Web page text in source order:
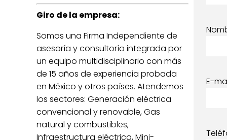
Giro de la empresa:
Somos una Firma Independiente de
asesoría y consultoría integrada por
un equipo multidisciplinario con más
de 15 años de experiencia probada
en México y otros países. Atendemos
los sectores: Generación eléctrica
convencional y renovable, Gas
natural y combustibles,
Infraestructura eléctrica, Mini-
E-